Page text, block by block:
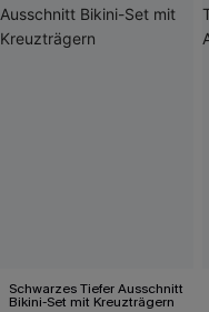
Schwarzes Tiefer Ausschnitt
Bikini-Set mit Kreuzträgern